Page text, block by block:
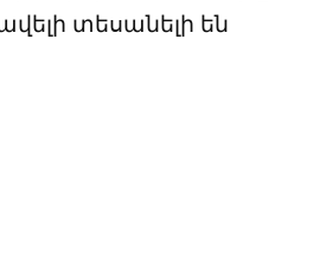
տեսանելի են